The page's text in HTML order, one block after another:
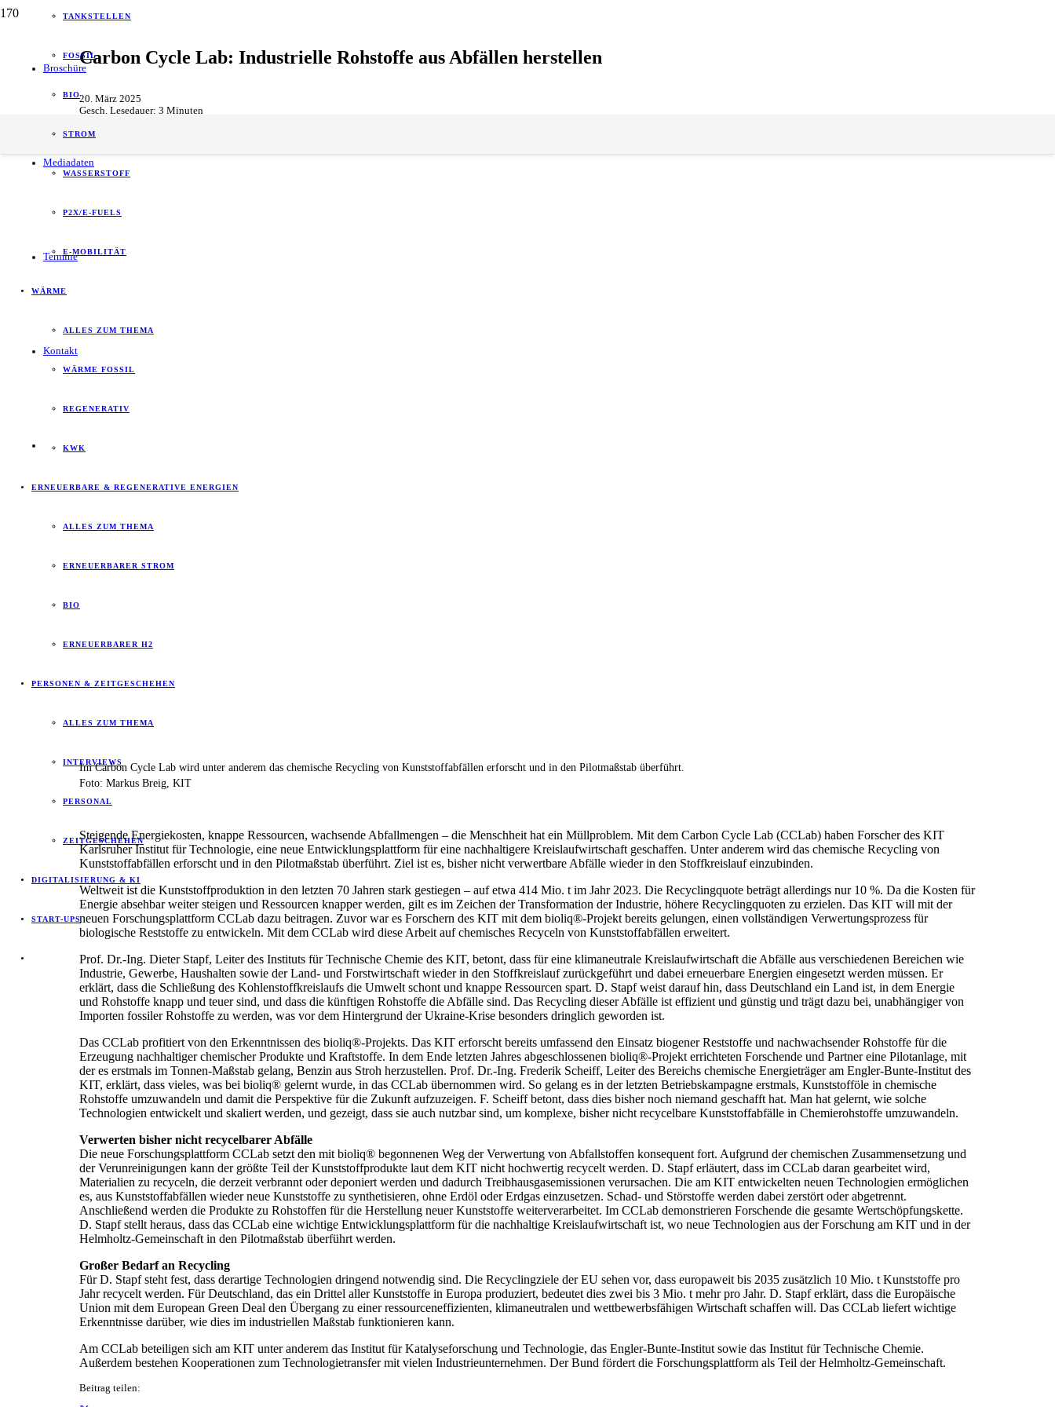
Broschüre
Mediadaten
Termine
Kontakt
TANKSTELLEN
FOSSIL
BIO
STROM
WASSERSTOFF
P2X/E-FUELS
E-MOBILITÄT
WÄRME
ALLES ZUM THEMA
WÄRME FOSSIL
REGENERATIV
KWK
ERNEUERBARE & REGENERATIVE ENERGIEN
ALLES ZUM THEMA
ERNEUERBARER STROM
BIO
ERNEUERBARER H2
PERSONEN & ZEITGESCHEHEN
ALLES ZUM THEMA
INTERVIEWS
PERSONAL
ZEITGESCHEHEN
DIGITALISIERUNG & KI
START-UPS
Carbon Cycle Lab: Industrielle Rohstoffe aus Abfällen herstellen
20. März 2025
Gesch. Lesedauer: 3 Minuten
Im Carbon Cycle Lab wird unter anderem das chemische Recycling von Kunststoffabfällen erforscht und in den Pilotmaßstab überführt.
Foto: Markus Breig, KIT
Steigende Energiekosten, knappe Ressourcen, wachsende Abfallmengen – die Menschheit hat ein Müllproblem. Mit dem Carbon Cycle Lab (CCLab) haben Forscher des KIT
Karlsruher Institut für Technologie, eine neue Entwicklungsplattform für eine nachhaltigere Kreislaufwirtschaft geschaffen. Unter anderem wird das chemische Recycling von
Kunststoffabfällen erforscht und in den Pilotmaßstab überführt. Ziel ist es, bisher nicht verwertbare Abfälle wieder in den Stoffkreislauf einzubinden.
Weltweit ist die Kunststoffproduktion in den letzten 70 Jahren stark gestiegen – auf etwa 414 Mio. t im Jahr 2023. Die Recyclingquote beträgt allerdings nur 10 %. Da die Kosten für
Energie absehbar weiter steigen und Ressourcen knapper werden, gilt es im Zeichen der Transformation der Industrie, höhere Recyclingquoten zu erzielen. Das KIT will mit der
neuen Forschungsplattform CCLab dazu beitragen. Zuvor war es Forschern des KIT mit dem bioliq®-Projekt bereits gelungen, einen vollständigen Verwertungsprozess für
biologische Reststoffe zu entwickeln. Mit dem CCLab wird diese Arbeit auf chemisches Recyceln von Kunststoffabfällen erweitert.
Prof. Dr.-Ing. Dieter Stapf, Leiter des Instituts für Technische Chemie des KIT, betont, dass für eine klimaneutrale Kreislaufwirtschaft die Abfälle aus verschiedenen Bereichen wie
Industrie, Gewerbe, Haushalten sowie der Land- und Forstwirtschaft wieder in den Stoffkreislauf zurückgeführt und dabei erneuerbare Energien eingesetzt werden müssen. Er
erklärt, dass die Schließung des Kohlenstoffkreislaufs die Umwelt schont und knappe Ressourcen spart. D. Stapf weist darauf hin, dass Deutschland ein Land ist, in dem Energie
und Rohstoffe knapp und teuer sind, und dass die künftigen Rohstoffe die Abfälle sind. Das Recycling dieser Abfälle ist effizient und günstig und trägt dazu bei, unabhängiger von
Importen fossiler Rohstoffe zu werden, was vor dem Hintergrund der Ukraine-Krise besonders dringlich geworden ist.
Das CCLab profitiert von den Erkenntnissen des bioliq®-Projekts. Das KIT erforscht bereits umfassend den Einsatz biogener Reststoffe und nachwachsender Rohstoffe für die
Erzeugung nachhaltiger chemischer Produkte und Kraftstoffe. In dem Ende letzten Jahres abgeschlossenen bioliq®-Projekt errichteten Forschende und Partner eine Pilotanlage, mit
der es erstmals im Tonnen-Maßstab gelang, Benzin aus Stroh herzustellen. Prof. Dr.-Ing. Frederik Scheiff, Leiter des Bereichs chemische Energieträger am Engler-Bunte-Institut des
KIT, erklärt, dass vieles, was bei bioliq® gelernt wurde, in das CCLab übernommen wird. So gelang es in der letzten Betriebskampagne erstmals, Kunststofföle in chemische
Rohstoffe umzuwandeln und damit die Perspektive für die Zukunft aufzuzeigen. F. Scheiff betont, dass dies bisher noch niemand geschafft hat. Man hat gelernt, wie solche
Technologien entwickelt und skaliert werden, und gezeigt, dass sie auch nutzbar sind, um komplexe, bisher nicht recycelbare Kunststoffabfälle in Chemierohstoffe umzuwandeln.
Verwerten bisher nicht recycelbarer Abfälle
Die neue Forschungsplattform CCLab setzt den mit bioliq® begonnenen Weg der Verwertung von Abfallstoffen konsequent fort. Aufgrund der chemischen Zusammensetzung und
der Verunreinigungen kann der größte Teil der Kunststoffprodukte laut dem KIT nicht hochwertig recycelt werden. D. Stapf erläutert, dass im CCLab daran gearbeitet wird,
Materialien zu recyceln, die derzeit verbrannt oder deponiert werden und dadurch Treibhausgasemissionen verursachen. Die am KIT entwickelten neuen Technologien ermöglichen
es, aus Kunststoffabfällen wieder neue Kunststoffe zu synthetisieren, ohne Erdöl oder Erdgas einzusetzen. Schad- und Störstoffe werden dabei zerstört oder abgetrennt.
Anschließend werden die Produkte zu Rohstoffen für die Herstellung neuer Kunststoffe weiterverarbeitet. Im CCLab demonstrieren Forschende die gesamte Wertschöpfungskette.
D. Stapf stellt heraus, dass das CCLab eine wichtige Entwicklungsplattform für die nachhaltige Kreislaufwirtschaft ist, wo neue Technologien aus der Forschung am KIT und in der
Helmholtz-Gemeinschaft in den Pilotmaßstab überführt werden.
Großer Bedarf an Recycling
Für D. Stapf steht fest, dass derartige Technologien dringend notwendig sind. Die Recyclingziele der EU sehen vor, dass europaweit bis 2035 zusätzlich 10 Mio. t Kunststoffe pro
Jahr recycelt werden. Für Deutschland, das ein Drittel aller Kunststoffe in Europa produziert, bedeutet dies zwei bis 3 Mio. t mehr pro Jahr. D. Stapf erklärt, dass die Europäische
Union mit dem European Green Deal den Übergang zu einer ressourceneffizienten, klimaneutralen und wettbewerbsfähigen Wirtschaft schaffen will. Das CCLab liefert wichtige
Erkenntnisse darüber, wie dies im industriellen Maßstab funktionieren kann.
Am CCLab beteiligen sich am KIT unter anderem das Institut für Katalyseforschung und Technologie, das Engler-Bunte-Institut sowie das Institut für Technische Chemie.
Außerdem bestehen Kooperationen zum Technologietransfer mit vielen Industrieunternehmen. Der Bund fördert die Forschungsplattform als Teil der Helmholtz-Gemeinschaft.
Beitrag teilen: